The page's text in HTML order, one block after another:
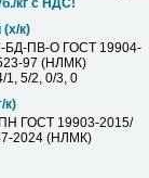
кг с НДС!
к)
БД-ПВ-О ГОСТ 19904-
97 (НЛМК)
1, 5/2, 0/3, 0
к)
ГОСТ 19903-2015/
2024 (НЛМК)